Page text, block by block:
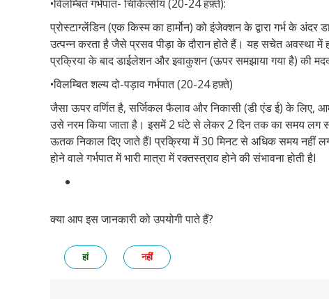
•विलम्बित गर्भपात- चिकित्सीय (20-24हफ़्ते):
प्रोस्टाग्लेंडिन (एक किस्म का हार्मोन) को इंजेक्शन के द्वारा गर्भ के
उत्पन्न करता है जैसे प्रसव पीड़ा के दौरान होते हैं। यह सचेत अवस्था में
प्रक्रिया के बाद डाईलेशन और इवाकुशन (ऊपर समझाया गया है) की
•विलम्बित शल्य दो-पड़ाव गर्भपात (20-24हफ़्ते)
जैसा ऊपर वर्णित है,सर्जिकल फैलाव और निकासी (डी एंड ई) के लिए,
उसे नरम किया जाता है। इसमें2घंटे से लेकर 2दिन तक का समय लग
ऊतक निकाल दिए जाते हैंIप्रक्रिया में30 मिनट से अधिक समय नहीं
होने वाले गर्भपात में भारी मात्रा में रक्तस्त्राव होने की संभावना होती हैI
क्या आप इस जानकारी को उपयोगी पाते हैं?
हां नहीं